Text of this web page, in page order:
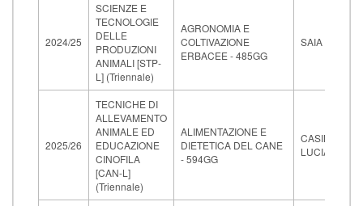
2024/25
SCIENZE E
TECNOLOGIE
DELLE
PRODUZIONI
ANIMALI [STP-
L] (Triennale)
AGRONOMIA E
COLTIVAZIONE
ERBACEE - 485GG
SAIA SERGIO
2025/26
TECNICHE DI
ALLEVAMENTO
ANIMALE ED
EDUCAZIONE
CINOFILA
[CAN-L]
(Triennale)
ALIMENTAZIONE E
DIETETICA DEL CANE
- 594GG
CASINI
LUCIA